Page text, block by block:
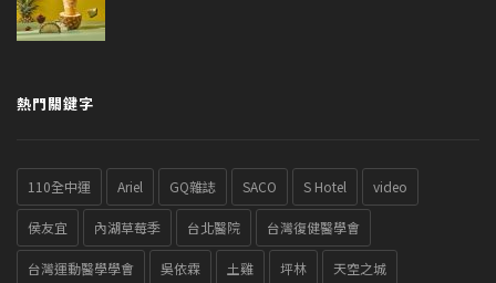
熱門關鍵字
110全中運 Ariel GQ雜誌 SACO S Hotel video
侯友宜 內湖草莓季 台北醫院 台灣復健醫學會
台灣運動醫學學會 吳依霖 土雞 坪林 天空之城